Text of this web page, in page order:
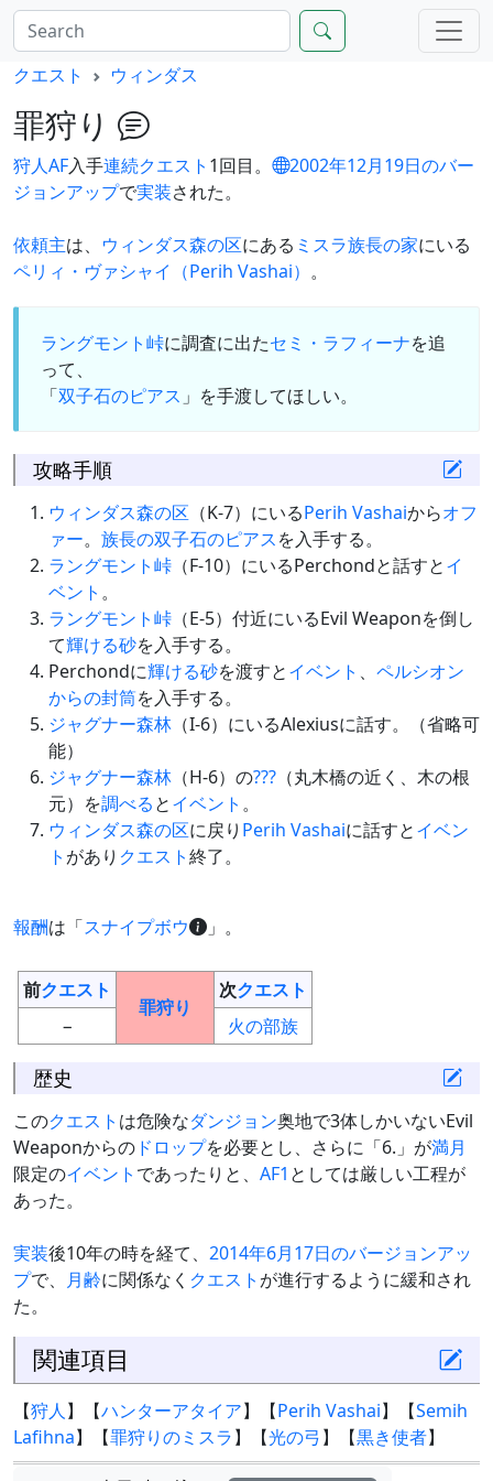
クエスト ウィンダス
罪狩り
狩人AF入手連続クエスト 1回目。
2002年12月19日のバー
ジョンアップで実装された。
依頼主は、 ウィンダス森の区にある ミスラ族長の家にいる
ペリィ・ヴァシャイ（Perih Vashai） 。
ラングモント峠に調査に出たセミ・ラフィーナを追
って、
「双子石のピアス 」を手渡してほしい。
攻略手順
ウィンダス森の区 （K-7）にいるPerih Vashaiからオフ
ァー。 族長の双子石のピアスを入手する。
ラングモント峠 （F-10）にいるPerchondと話すとイ
ベント 。
ラングモント峠 （E-5）付近にいるEvil Weaponを倒し
て輝ける砂を入手する。
Perchondに輝ける砂を渡すとイベント 、 ペルシオン
からの封筒を入手する。
ジャグナー森林 （I-6）にいるAlexiusに話す。（省略可
能）
ジャグナー森林 （H-6）の??? （丸木橋の近く、木の根
元）を調べるとイベント 。
ウィンダス森の区に戻り Perih Vashaiに話すとイベン
ト があり クエスト終了。
報酬は「スナイプボウ 」。
前クエスト
罪狩り
次クエスト
−
火の部族
歴史
このクエスト は危険なダンジョン奥地で3体しかいないEvil
Weaponからの ドロップを必要とし、さらに「6.」が満月
限定のイベント であったりと、 AF1 としては厳しい工程が
あった。
実装後10年の時を経て、 2014年6月17日のバージョンアッ
プで、 月齢に関係なく クエスト が進行するように緩和され
た。
関連項目
【狩人】【ハンターアタイア】【Perih Vashai】【Semih
Lafihna】【罪狩りのミスラ】【光の弓】【黒き使者】